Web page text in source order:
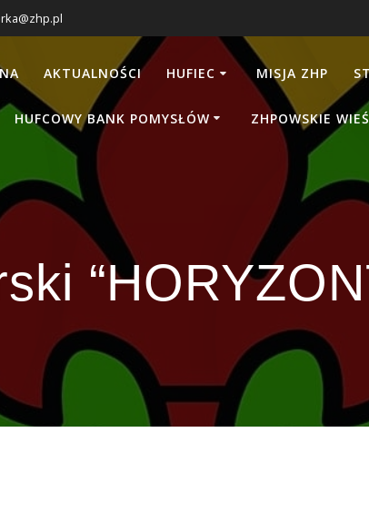
AKTUALNOŚCI HUFIEC MISJA ZHP
HUFCOWY BANK POMYSŁÓW ZHPOWSKIE